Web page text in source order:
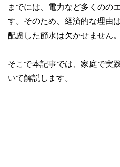
までには、電力など多くのの
す。そのため、経済的な理由
配慮した節水は欠かせません。
そこで本記事では、家庭で実
いて解説します。